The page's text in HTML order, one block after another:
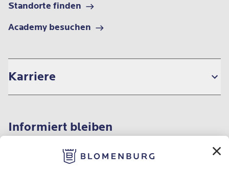
Standorte finden
Academy besuchen
Karriere
Informiert bleiben